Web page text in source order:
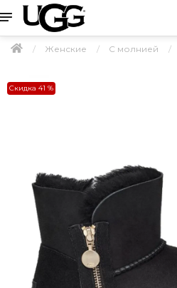
Женские С молнией
Скидка 41 %